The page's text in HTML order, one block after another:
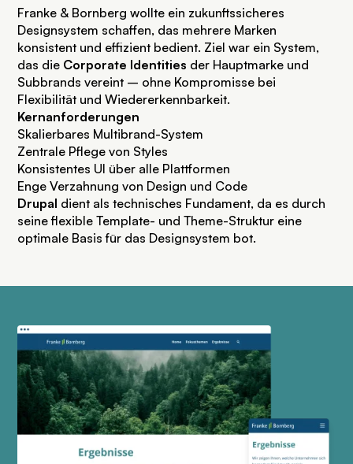
Franke & Bornberg wollte ein zukunftssicheres
Designsystem schaffen, das mehrere Marken
konsistent und effizient bedient. Ziel war ein System,
das die Corporate Identities der Hauptmarke und
Subbrands vereint – ohne Kompromisse bei
Flexibilität und Wiedererkennbarkeit.
Kernanforderungen
Skalierbares Multibrand-System
Zentrale Pflege von Styles
Konsistentes UI über alle Plattformen
Enge Verzahnung von Design und Code
Drupal dient als technisches Fundament, da es durch
seine flexible Template- und Theme-Struktur eine
optimale Basis für das Designsystem bot.